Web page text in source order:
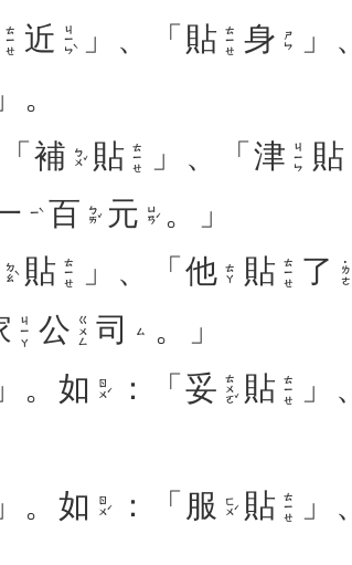
ㄊㄧㄝ 近 ㄐㄧㄣˋ 」、「 貼 ㄊㄧㄝ 身 ㄕㄣ
」
」。
補 ㄅㄨˇ 貼 ㄊㄧㄝ 」、「 津 ㄐㄧㄣ 貼
ㄧˋ 百 ㄅㄞˇ 元 ㄩㄢˊ 。」
ㄉㄠˋ 貼 ㄊㄧㄝ 」、「 他 ㄊㄚ 貼 ㄊㄧㄝ 了 ˙ㄌㄜ
ㄐㄧㄚ 公 ㄍㄨㄥ 司 ㄙ
。」
」。 如 ㄖㄨˊ ：「 妥 ㄊㄨㄛˇ 貼 ㄊㄧㄝ
」
」。 如 ㄖㄨˊ ：「 服 ㄈㄨˊ 貼 ㄊㄧㄝ
」